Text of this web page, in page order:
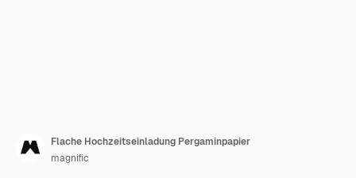
Flache Hochzeitseinladung Pergaminpapier
magnific